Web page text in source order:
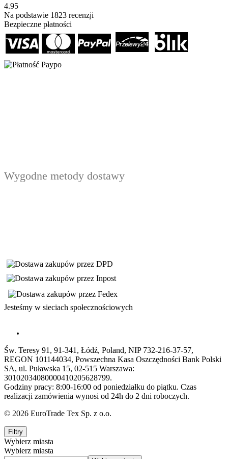
4.95
Na podstawie 1823 recenzji
Bezpieczne płatności
Wygodne metody dostawy
Jesteśmy w sieciach społecznościowych
Św. Teresy 91, 91-341, Łódź, Poland, NIP 732-216-37-57,
REGON 101144034, Powszechna Kasa Oszczędności Bank Polski
SA, ul. Puławska 15, 02-515 Warszawa:
30102034080000410205628799.
Godziny pracy: 8:00-16:00 od poniedziałku do piątku. Czas
realizacji zamówienia wynosi od 24h do 2 dni roboczych.
© 2026 EuroTrade Tex Sp. z o.o.
Filtry
Wybierz miasta
Wybierz miasta